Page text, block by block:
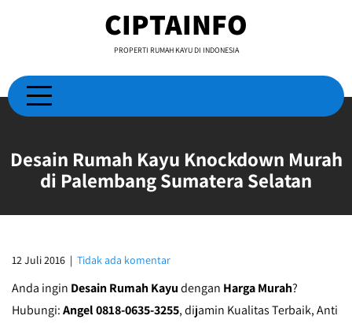
CIPTAINFO
PROPERTI RUMAH KAYU DI INDONESIA
Desain Rumah Kayu Knockdown Murah
di Palembang Sumatera Selatan
12 Juli 2016 | Tidak ada komentar
Anda ingin Desain Rumah Kayudengan Harga Murah?
Hubungi:Angel 0818-0635-3255, dijamin Kualitas Terbaik, Anti